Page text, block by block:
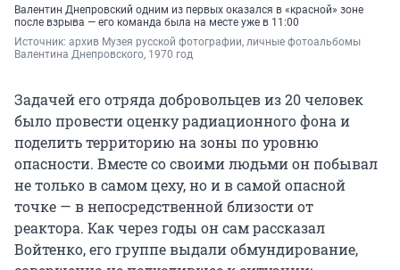
Валентин Днепровский одним из первых оказался в «красной» зоне
после взрыва — его команда была на месте уже в 11:00
Источник: архив Музея русской фотографии, личные фотоальбомы
Валентина Днепровского, 1970 год
Задачей его отряда добровольцев из 20 человек
было провести оценку радиационного фона и
поделить территорию на зоны по уровню
опасности. Вместе со своими людьми он побывал
не только в самом цеху, но и в самой опасной
точке — в непосредственной близости от
реактора. Как через годы он сам рассказал
Войтенко, его группе выдали обмундирование,